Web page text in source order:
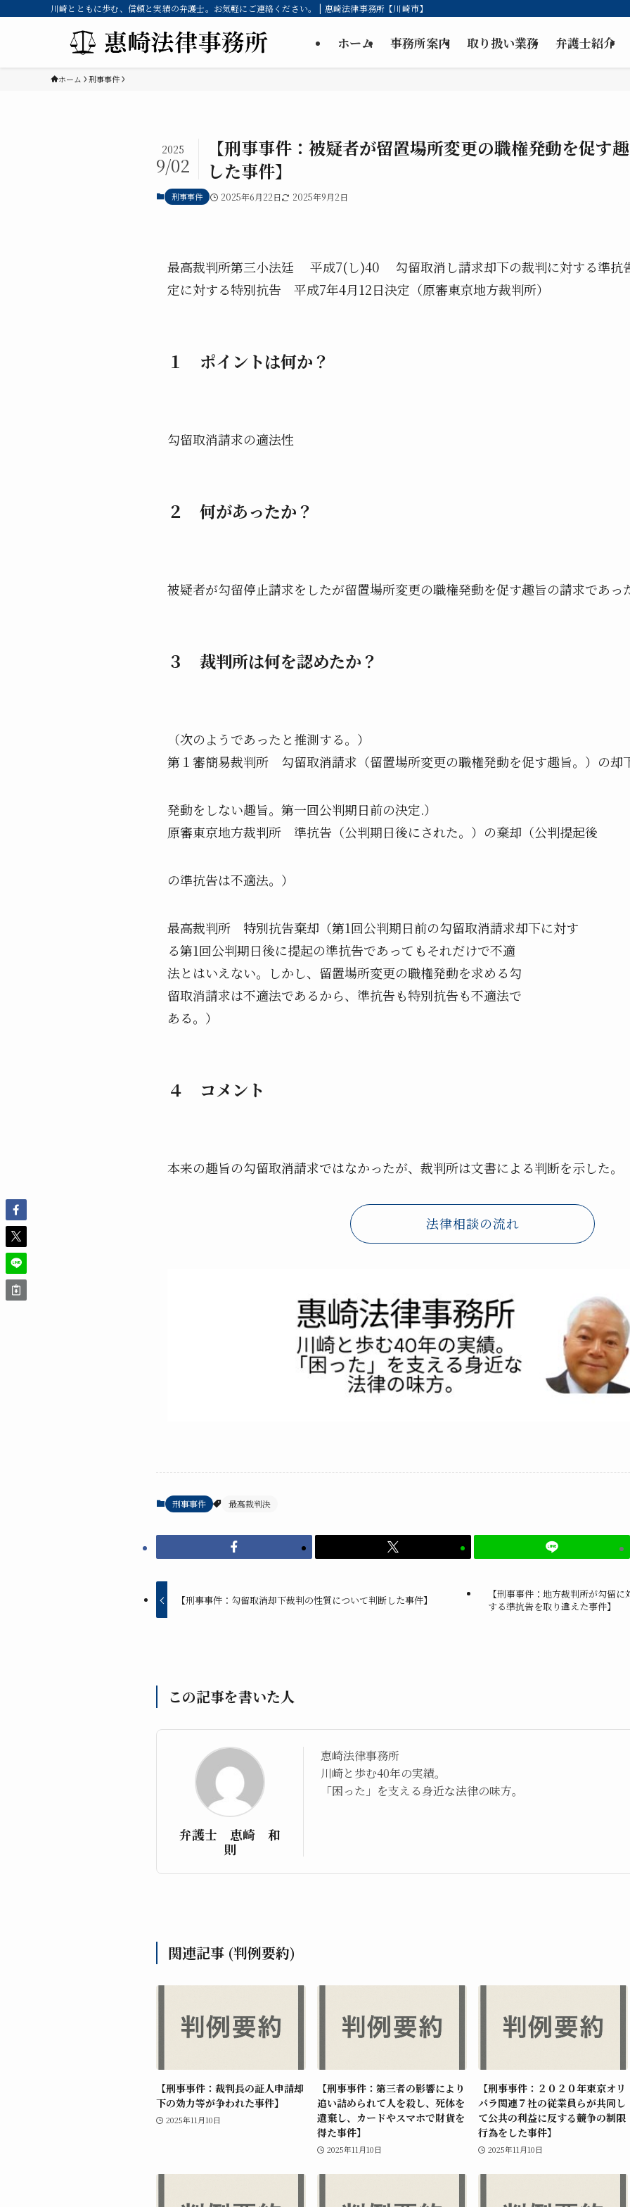
川崎とともに歩む、信頼と実績の弁護士。お気軽にご連絡ください。 | 惠崎法律事務所【川崎市】
ホーム 事務所案内 取り扱い業務 弁護士紹介
ホーム 刑事事件
【刑事事件：被疑者が留置場所変更の職権発動を促す
した事件】
2025
9/02
刑事事件 2025年6月22日 2025年9月2日
最高裁判所第三小法廷 平成7(し)40 勾留取消し請求却下の裁判に対する準抗
定に対する特別抗告 平成7年4月12日決定（原審東京地方裁判所）
１ ポイントは何か？
勾留取消請求の適法性
２ 何があったか？
被疑者が勾留停止請求をしたが留置場所変更の職権発動を促す趣旨の請求であっ
３ 裁判所は何を認めたか？
（次のようであったと推測する。）
第１審簡易裁判所 勾留取消請求（留置場所変更の職権発動を促す趣旨。）の却
発動をしない趣旨。第一回公判期日前の決定.）
原審東京地方裁判所 準抗告（公判期日後にされた。）の棄却（公判提起後
の準抗告は不適法。）
最高裁判所 特別抗告棄却（第1回公判期日前の勾留取消請求却下に対す
る第1回公判期日後に提起の準抗告であってもそれだけで不適
法とはいえない。しかし、留置場所変更の職権発動を求める勾
留取消請求は不適法であるから、準抗告も特別抗告も不適法で
ある。）
４ コメント
本来の趣旨の勾留取消請求ではなかったが、裁判所は文書による判断を示した。
法律相談の流れ
刑事事件 最高裁判決
【刑事事件：勾留取消却下裁判の性質について判断した事件】
【刑事事件：地方裁判所が勾留
する準抗告を取り違えた事件】
この記事を書いた人
弁護士 恵崎 和
則
恵崎法律事務所
川崎と歩む40年の実績。
「困った」を支える身近な法律の味方。
関連記事 (判例要約)
【刑事事件：裁判長の証人申請却
下の効力等が争われた事件】
2025年11月10日
【刑事事件：第三者の影響により
追い詰められて人を殺し、死体を
遺棄し、カードやスマホで財貨を
得た事件】
2025年11月10日
【刑事事件：２０２０年東京オリ
パラ関連７社の従業員らが共同し
て公共の利益に反する競争の制限
行為をした事件】
2025年11月10日